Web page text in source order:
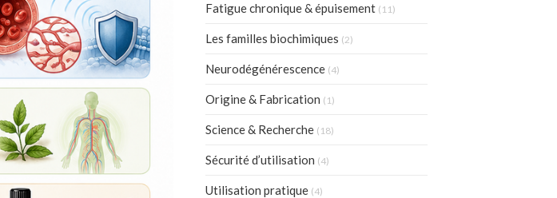
Fatigue chronique & épuisement (11)
Les familles biochimiques (2)
Neurodégénérescence (4)
Origine & Fabrication (1)
Science & Recherche (18)
Sécurité d’utilisation (4)
Utilisation pratique (4)